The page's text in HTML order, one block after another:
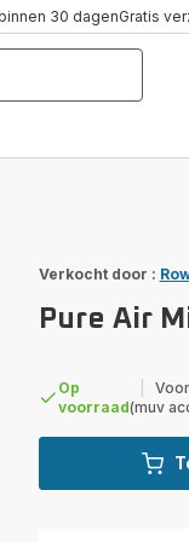
30 dagenGratis
Verkocht door :
Pure Air
Op
voorraad(muv